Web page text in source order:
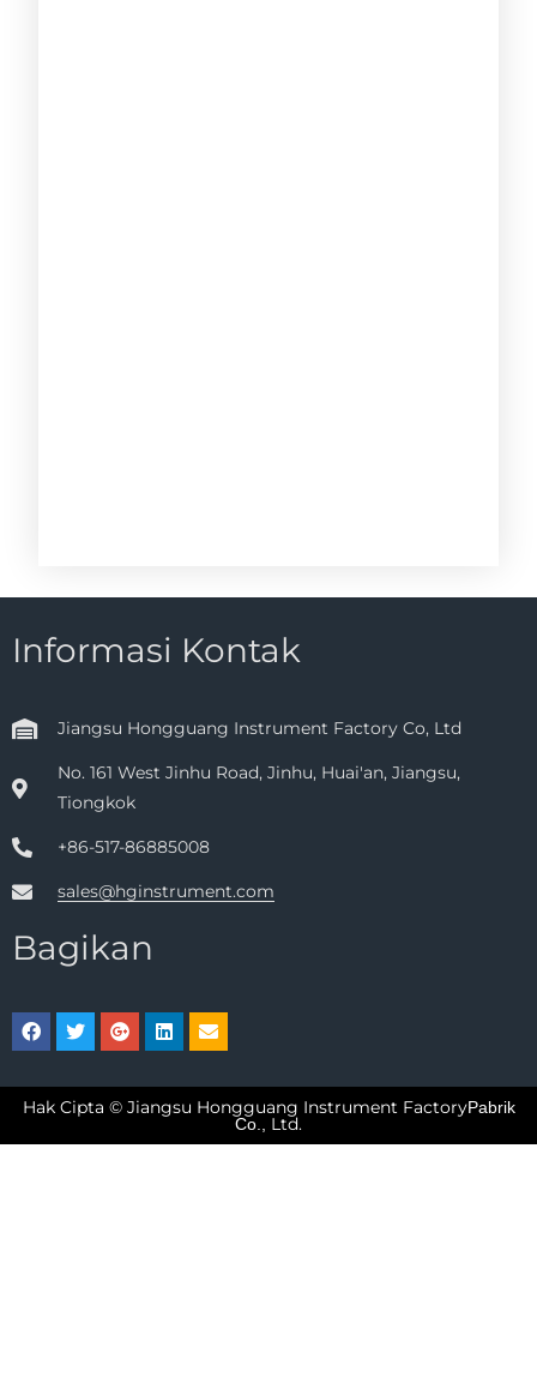
Informasi Kontak
Jiangsu Hongguang Instrument Factory Co, Ltd
No. 161 West Jinhu Road, Jinhu, Huai'an, Jiangsu,
Tiongkok
+86-517-86885008
sales@hginstrument.com
Bagikan
Hak Cipta © Jiangsu Hongguang Instrument FactoryPabrik
Co.,
Ltd.